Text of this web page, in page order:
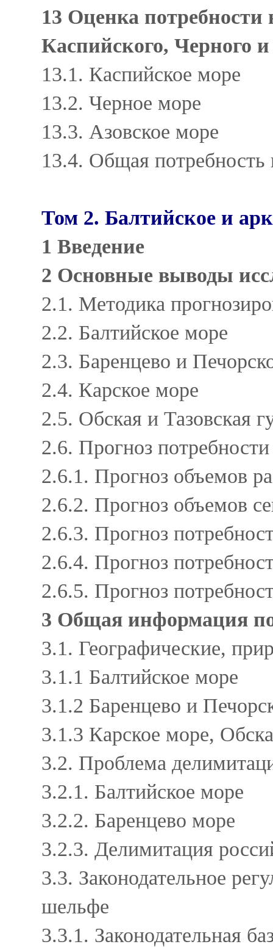
13 Оценка потребности
Каспийского, Черного
13.1. Каспийское море
13.2. Черное море
13.3. Азовское море
13.4. Общая
Том 2. Балтийское и
1 Введение
2 Основные выводы
2.1. Методика
2.2. Балтийское море
2.3. Баренцево и
2.4. Карское море
2.5. Обская и Тазовская
2.6. Прогноз
2.6.1. Прогноз объемов
2.6.2. Прогноз объемов
2.6.3. Прогноз
2.6.4. Прогноз
2.6.5. Прогноз
3 Общая информация
3.1. Географические,
3.1.1 Балтийское море
3.1.2 Баренцево и
3.1.3 Карское море,
3.2. Проблема
3.2.1. Балтийское море
3.2.2. Баренцево море
3.2.3. Делимитация
3.3. Законодательное
шельфе
3.3.1. Законодательная